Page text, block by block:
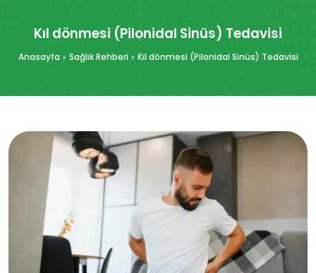
Kıl dönmesi (Pilonidal Sinüs) Tedavisi
Anasayfa Sağlık Rehberi Kıl dönmesi (Pilonidal Sinüs) Tedavisi